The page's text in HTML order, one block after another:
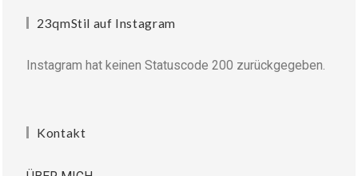
23qmStil auf Instagram
Instagram hat keinen Statuscode 200 zurückgegeben.
Kontakt